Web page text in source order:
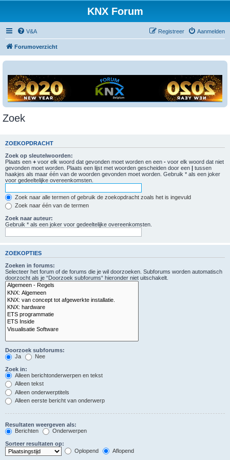
KNX Forum
V&A Aanmelden
Registreer
Forumoverzicht
Zoek
ZOEKOPDRACHT
Zoek op sleutelwoorden:
Plaats een + voor elk woord dat gevonden moet worden en een - voor elk woord dat niet
gevonden moet worden. Plaats een lijst met woorden gescheiden door een | tussen
haakjes als maar één van de woorden gevonden moet worden. Gebruik * als een joker
voor gedeeltelijke overeenkomsten.
Zoek naar alle termen of gebruik de zoekopdracht zoals het is ingevuld
Zoek naar één van de termen
Zoek naar auteur:
Gebruik * als een joker voor gedeeltelijke overeenkomsten.
ZOEKOPTIES
Zoeken in forums:
Selecteer het forum of de forums die je wil doorzoeken. Subforums worden automatisch
doorzocht als je “Doorzoek subforums“ hieronder niet uitschakelt.
Doorzoek subforums:
Ja
Nee
Zoek in:
Alleen berichtonderwerpen en tekst
Alleen tekst
Alleen onderwerptitels
Alleen eerste bericht van onderwerp
Resultaten weergeven als:
Berichten
Onderwerpen
Sorteer resultaten op:
Oplopend
Aflopend